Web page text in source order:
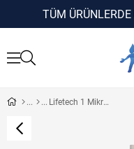
TÜM ÜRÜNLERDE
Lifetech 1 Mikron Sediment Filtre